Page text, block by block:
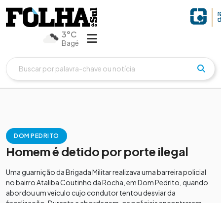
3°C
Bagé
DOM PEDRITO
Homem é detido por porte ilegal
Uma guarnição da Brigada Militar realizava uma barreira policial
no bairro Ataliba Coutinho da Rocha, em Dom Pedrito, quando
abordou um veículo cujo condutor tentou desviar da